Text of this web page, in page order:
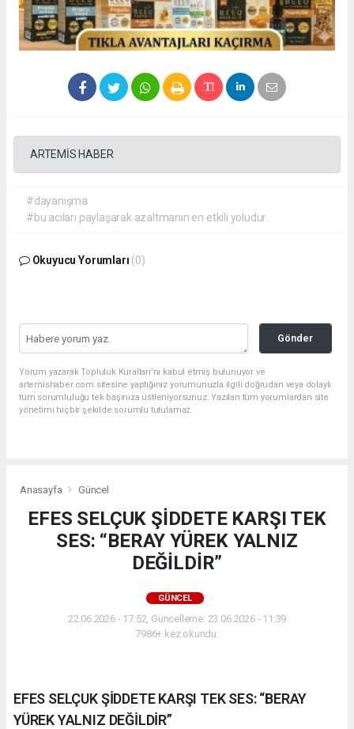
ARTEMİS HABER
#dayanışma
#bu acıları paylaşarak azaltmanın en etkili yoludur.
Okuyucu Yorumları (0)
Gönder
Yorum yazarak Topluluk Kuralları’nı kabul etmiş bulunuyor ve
artemishaber.com sitesine yaptığınız yorumunuzla ilgili doğrudan veya dolaylı
tüm sorumluluğu tek başınıza üstleniyorsunuz. Yazılan tüm yorumlardan site
yönetimi hiçbir şekilde sorumlu tutulamaz.
Anasayfa Güncel
EFES SELÇUK ŞİDDETE KARŞI TEK
SES: “BERAY YÜREK YALNIZ
DEĞİLDİR”
GÜNCEL
22.06.2026 - 17:52, Güncelleme: 23.06.2026 - 11:39
7986+ kez okundu.
EFES SELÇUK ŞİDDETE KARŞI TEK SES: “BERAY
YÜREK YALNIZ DEĞİLDİR”